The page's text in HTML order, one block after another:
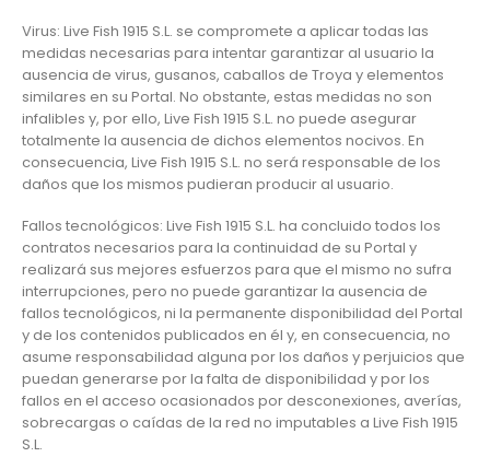
Virus: Live Fish 1915 S.L. se compromete a aplicar todas las
medidas necesarias para intentar garantizar al usuario la
ausencia de virus, gusanos, caballos de Troya y elementos
similares en su Portal. No obstante, estas medidas no son
infalibles y, por ello, Live Fish 1915 S.L. no puede asegurar
totalmente la ausencia de dichos elementos nocivos. En
consecuencia, Live Fish 1915 S.L. no será responsable de los
daños que los mismos pudieran producir al usuario.
Fallos tecnológicos: Live Fish 1915 S.L. ha concluido todos los
contratos necesarios para la continuidad de su Portal y
realizará sus mejores esfuerzos para que el mismo no sufra
interrupciones, pero no puede garantizar la ausencia de
fallos tecnológicos, ni la permanente disponibilidad del Portal
y de los contenidos publicados en él y, en consecuencia, no
asume responsabilidad alguna por los daños y perjuicios que
puedan generarse por la falta de disponibilidad y por los
fallos en el acceso ocasionados por desconexiones, averías,
sobrecargas o caídas de la red no imputables a Live Fish 1915
S.L.